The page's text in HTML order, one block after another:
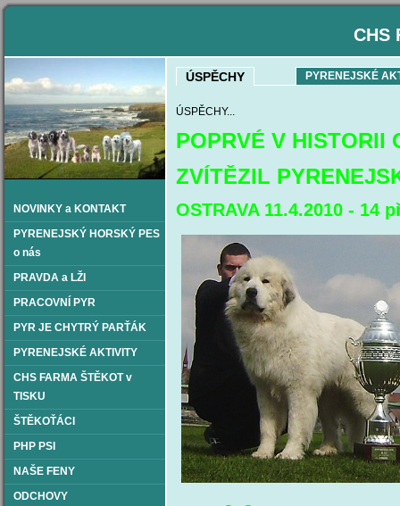
CHS
NOVINKY a KONTAKT
PYRENEJSKÝ HORSKÝ PES
o nás
PRAVDA a LŽI
PRACOVNÍ PYR
PYR JE CHYTRÝ PARŤÁK
PYRENEJSKÉ AKTIVITY
CHS FARMA ŠTĚKOT v
TISKU
ŠTĚKOŤÁCI
PHP PSI
NAŠE FENY
ODCHOVY
ÚSPĚCHY PYRENEJSKÉ
ÚSPĚCHY...
POPRVÉ V HISTORII
ZVÍTĚZIL
OSTRAVA 11.4.2010 - 14